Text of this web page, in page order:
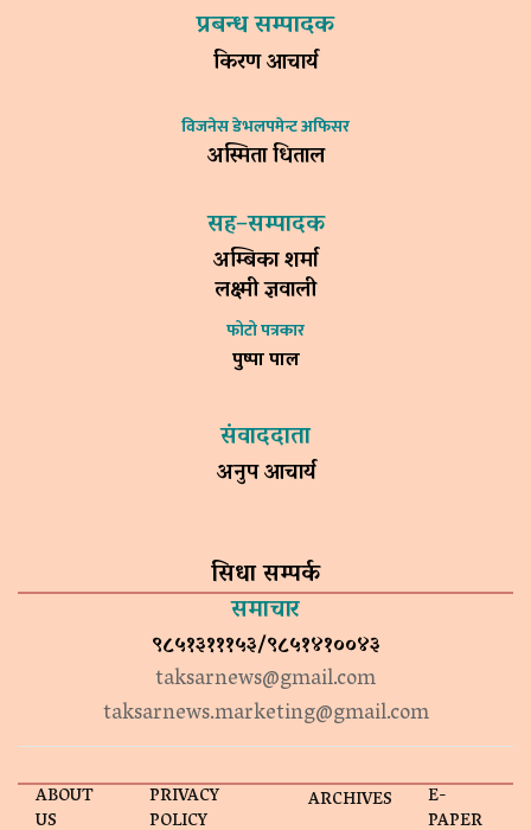
प्रबन्ध सम्पादक
किरण आचार्य
विजनेस डेभलपमेन्ट अफिसर
अस्मिता धिताल
सह–सम्पादक
अम्बिका शर्मा
लक्ष्मी ज्ञवाली
फोटो पत्रकार
पुष्पा पाल
संवाददाता
अनुप आचार्य
सिधा सम्पर्क
समाचार
९८५१३१११५३/९८५१४१००४३
taksarnews@gmail.com
taksarnews.marketing@gmail.com
ABOUT
US
PRIVACY
POLICY
ARCHIVES E-
PAPER